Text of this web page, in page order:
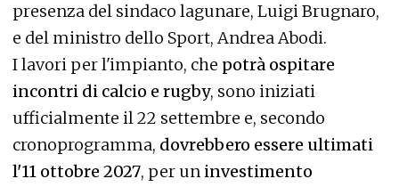
presenza del sindaco lagunare, Luigi Brugnaro,
e del ministro dello Sport, Andrea Abodi.
I lavori per l'impianto, che potrà ospitare
incontri di calcio e rugby, sono iniziati
ufficialmente il 22 settembre e, secondo
cronoprogramma, dovrebbero essere ultimati
l'11 ottobre 2027, per un investimento